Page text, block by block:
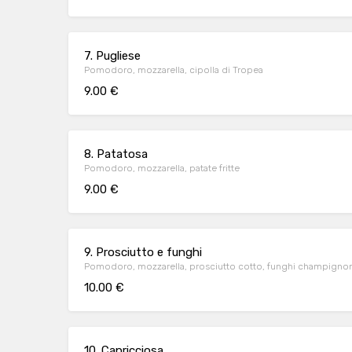
7. Pugliese
Pomodoro, mozzarella, cipolla di Tropea
9.00 €
8. Patatosa
Pomodoro, mozzarella, patate fritte
9.00 €
9. Prosciutto e funghi
Pomodoro, mozzarella, prosciutto cotto, funghi
10.00 €